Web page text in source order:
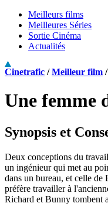
Meilleurs films
Meilleures Séries
Sortie Cinéma
Actualités
Cinetrafic /Meilleur film /
Une femme
Synopsis et
Deux conceptions du
un ingénieur qui met au
dans un bureau, et celle
préfère travailler à
Richard et Bunny tombent